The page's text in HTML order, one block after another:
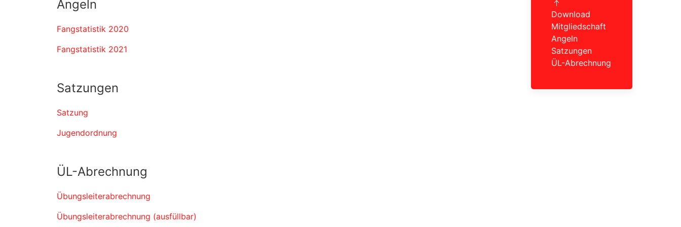
Angeln
Fangstatistik 2020
Fangstatistik 2021
Satzungen
Satzung
Jugendordnung
ÜL-Abrechnung
Übungsleiterabrechnung
Übungsleiterabrechnung (ausfüllbar)
Download
Mitgliedschaft
Angeln
Satzungen
ÜL-Abrechnung